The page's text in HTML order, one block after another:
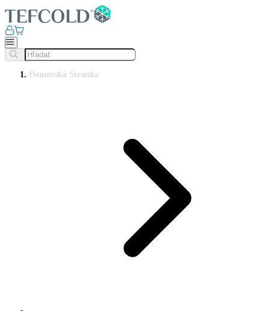
Domovská Stránka